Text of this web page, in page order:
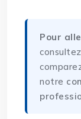
Pour
consultez
notre